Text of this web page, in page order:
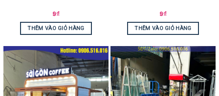
9₫
THÊM VÀO GIỎ HÀNG
9₫
THÊM VÀO GIỎ HÀNG